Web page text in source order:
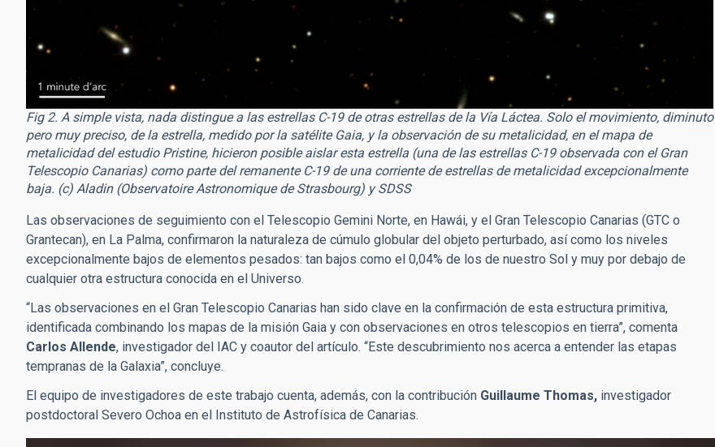
Fig 2. A simple vista, nada distingue a las estrellas C-19 de otras estrellas de la Vía Láctea. Solo el movimiento, diminuto
pero muy preciso, de la estrella, medido por la satélite Gaia, y la observación de su metalicidad, en el mapa de
metalicidad del estudio Pristine, hicieron posible aislar esta estrella (una de las estrellas C-19 observada con el Gran
Telescopio Canarias) como parte del remanente C-19 de una corriente de estrellas de metalicidad excepcionalmente
baja. (c) Aladin (Observatoire Astronomique de Strasbourg) y SDSS
Las observaciones de seguimiento con el Telescopio Gemini Norte, en Hawái, y el Gran Telescopio Canarias (GTC o
Grantecan), en La Palma, confirmaron la naturaleza de cúmulo globular del objeto perturbado, así como los niveles
excepcionalmente bajos de elementos pesados: tan bajos como el 0,04% de los de nuestro Sol y muy por debajo de
cualquier otra estructura conocida en el Universo.
“Las observaciones en el Gran Telescopio Canarias han sido clave en la confirmación de esta estructura primitiva,
identificada combinando los mapas de la misión Gaia y con observaciones en otros telescopios en tierra”, comenta
Carlos Allende, investigador del IAC y coautor del artículo. “Este descubrimiento nos acerca a entender las etapas
tempranas de la Galaxia”, concluye.
El equipo de investigadores de este trabajo cuenta, además, con la contribución Guillaume Thomas, investigador
postdoctoral Severo Ochoa en el Instituto de Astrofísica de Canarias.